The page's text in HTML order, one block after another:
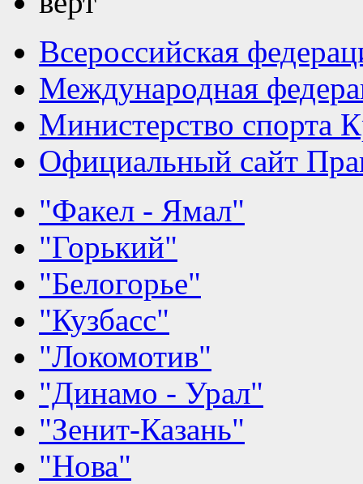
Всероссийская
Международная
Министерство спорта
Официальный сайт
"Факел - Ямал"
"Горький"
"Белогорье"
"Кузбасс"
"Локомотив"
"Динамо - Урал"
"Зенит-Казань"
"Нова"